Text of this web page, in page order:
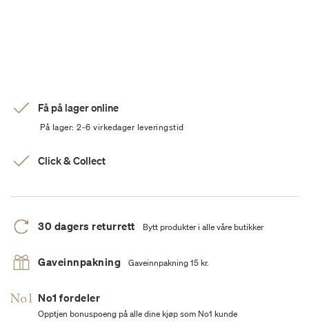
Få på lager online
På lager: 2-6 virkedager leveringstid
Click & Collect
30 dagers returrett Bytt produkter i alle våre butikker
Gaveinnpakning Gaveinnpakning 15 kr.
No1 fordeler
Opptjen bonuspoeng på alle dine kjøp som No1 kunde